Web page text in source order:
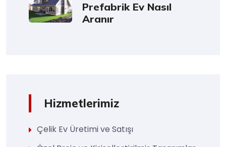
Prefabrik Ev Nasıl
Aranır
Hizmetlerimiz
Çelik Ev Üretimi ve Satışı